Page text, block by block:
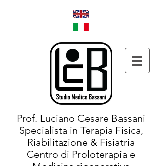
Prof. Luciano Cesare Bassani
Specialista in Terapia Fisica,
Riabilitazione & Fisiatria
Centro di Proloterapia e